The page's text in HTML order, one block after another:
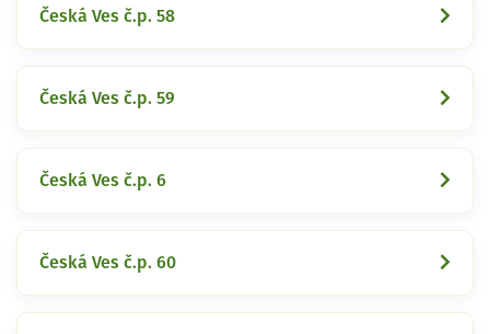
Česká Ves č.p. 58
Česká Ves č.p. 59
Česká Ves č.p. 6
Česká Ves č.p. 60